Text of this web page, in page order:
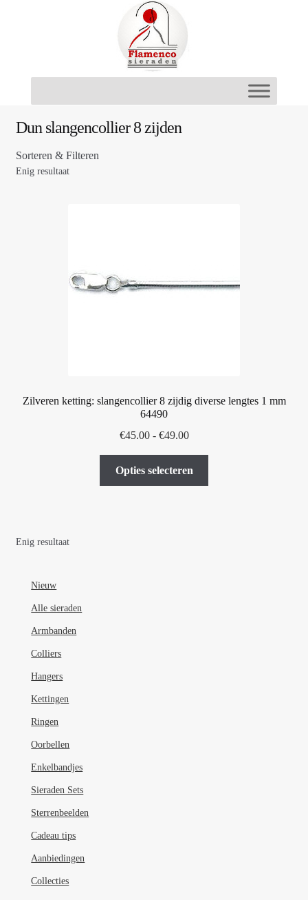
Dun slangencollier 8 zijden
Sorteren & Filteren
Enig resultaat
Zilveren ketting: slangencollier 8 zijdig diverse lengtes 1 mm
64490
€45.00 - €49.00Prijsklasse:
tot
€49.00
Opties selecteren
Enig resultaat
Nieuw
Alle sieraden
Armbanden
Colliers
Hangers
Kettingen
Ringen
Oorbellen
Enkelbandjes
Sieraden Sets
Sterrenbeelden
Cadeau tips
Aanbiedingen
Collecties